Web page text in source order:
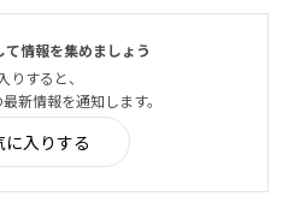
て情報を集めましょう
りすると、
新情報を通知します。
に入りする